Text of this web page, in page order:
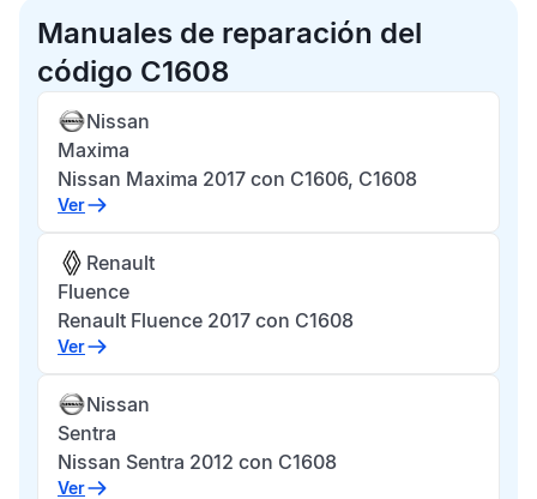
Manuales de reparación del
código C1608
Nissan
Maxima
Nissan Maxima 2017 con C1606, C1608
Ver
Renault
Fluence
Renault Fluence 2017 con C1608
Ver
Nissan
Sentra
Nissan Sentra 2012 con C1608
Ver